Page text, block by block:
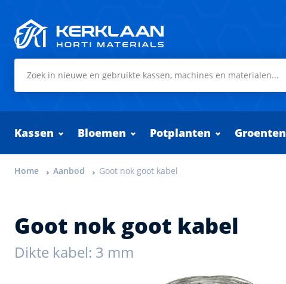
Kassen Bloemen Potplanten Groenten
Home Aanbod Goot nok goot kabel
Goot nok goot kabel
Dikte kabel: 3 mm